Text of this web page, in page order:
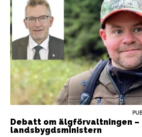
Debatt om älgförvaltningen
landsbygdsministern